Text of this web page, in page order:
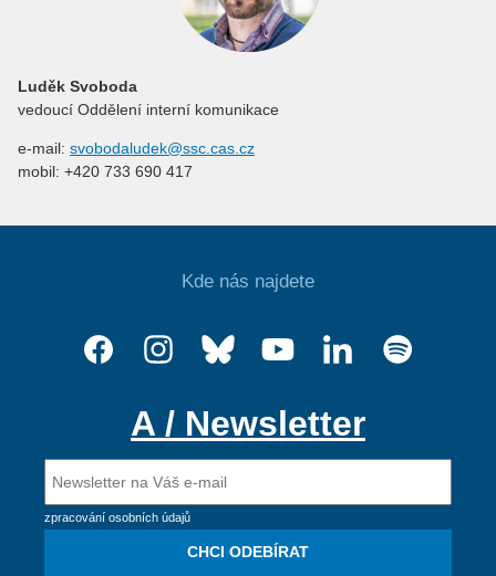
Luděk Svoboda
vedoucí Oddělení interní komunikace
e-mail: svobodaludek@ssc.cas.cz
mobil: +420 733 690 417
Kde nás najdete
A / Newsletter
zpracování osobních údajů
CHCI ODEBÍRAT